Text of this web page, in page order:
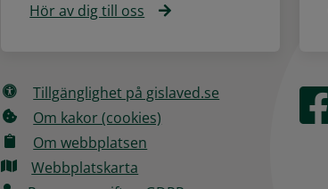
Hör av dig till oss
Tillgänglighet på gislaved.se
Om kakor (cookies)
Om webbplatsen
Webbplatskarta